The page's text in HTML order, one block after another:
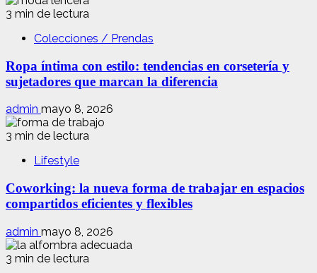
3 min de lectura
Colecciones / Prendas
Ropa íntima con estilo: tendencias en corsetería y
sujetadores que marcan la diferencia
admin mayo 8, 2026
3 min de lectura
Lifestyle
Coworking: la nueva forma de trabajar en espacios
compartidos eficientes y flexibles
admin mayo 8, 2026
3 min de lectura